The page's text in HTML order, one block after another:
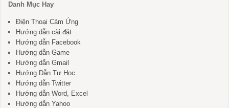
Danh Mục Hay
Điện Thoại Cảm Ứng
Hướng dẫn cài đặt
Hướng dẫn Facebook
Hướng dẫn Game
Hướng dẫn Gmail
Hướng Dẫn Tự Học
Hướng dẫn Twitter
Hướng dẫn Word, Excel
Hướng dẫn Yahoo